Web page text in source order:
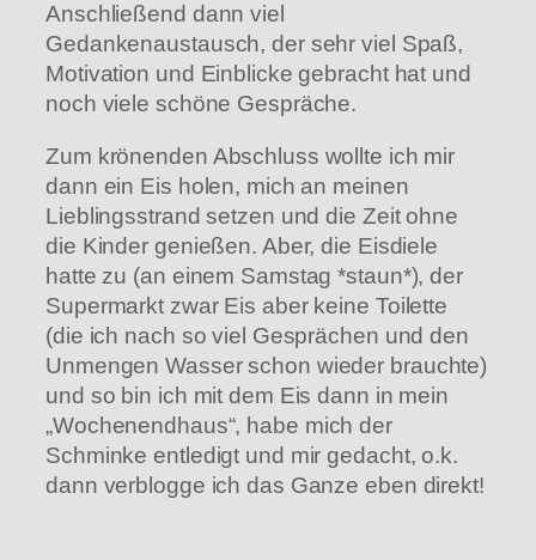
Anschließend dann viel
Gedankenaustausch, der sehr viel Spaß,
Motivation und Einblicke gebracht hat und
noch viele schöne Gespräche.
Zum krönenden Abschluss wollte ich mir
dann ein Eis holen, mich an meinen
Lieblingsstrand setzen und die Zeit ohne
die Kinder genießen. Aber, die Eisdiele
hatte zu (an einem Samstag *staun*), der
Supermarkt zwar Eis aber keine Toilette
(die ich nach so viel Gesprächen und den
Unmengen Wasser schon wieder brauchte)
und so bin ich mit dem Eis dann in mein
„Wochenendhaus“, habe mich der
Schminke entledigt und mir gedacht, o.k.
dann verblogge ich das Ganze eben direkt!